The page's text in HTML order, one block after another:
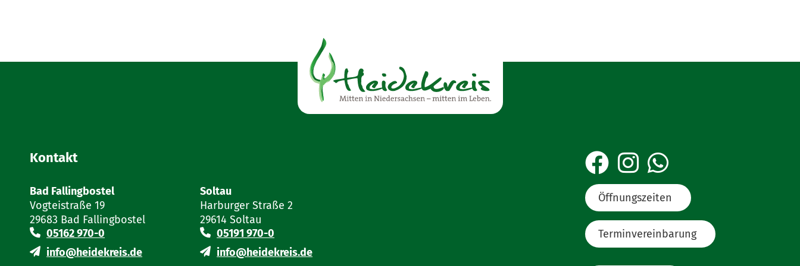
Kontakt
Bad Fallingbostel
Vogteistraße 19
29683 Bad Fallingbostel
05162 970-0
info@heidekreis.de
Soltau
Harburger Straße 2
29614 Soltau
05191 970-0
info@heidekreis.de
Öffnungszeiten
Terminvereinbarung